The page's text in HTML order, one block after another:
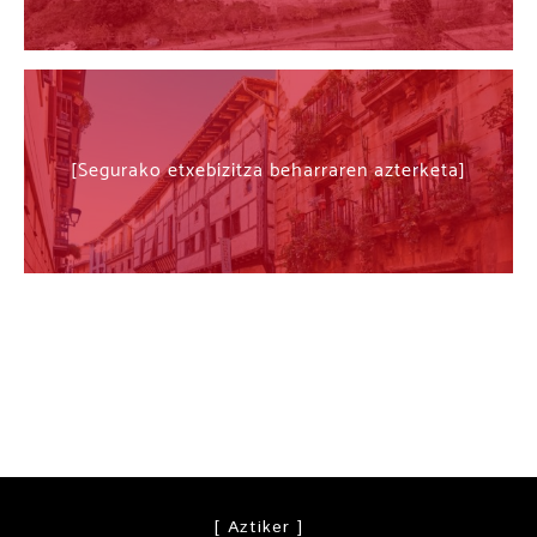
Segurako etxebizitza beharraren azterketa
[ Aztiker ]